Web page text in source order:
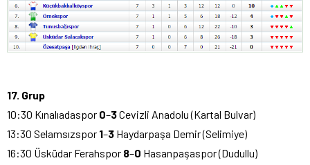
17. Grup
10:30 Kınalıadaspor 0–3Cevizli Anadolu (Kartal Bulvar)
13:30 Selamsızspor 1–3 Haydarpaşa Demir (Selimiye)
16:30 Üsküdar Ferahspor 8–0 Hasanpaşaspor (Dudullu)